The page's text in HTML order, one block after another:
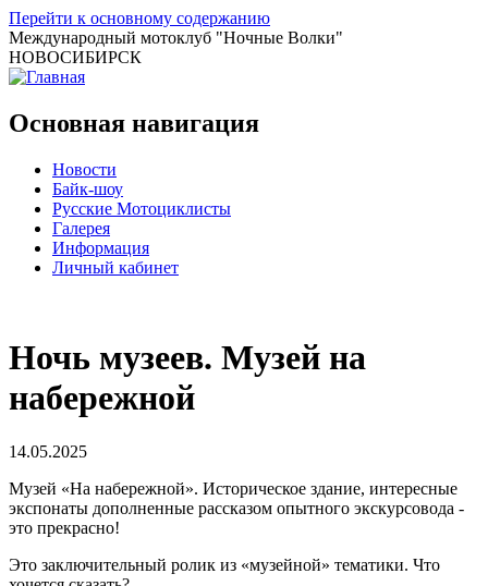
Перейти к основному содержанию
Международный мотоклуб "Ночные Волки"
НОВОСИБИРСК
Основная навигация
Новости
Байк-шоу
Русские Мотоциклисты
Галерея
Информация
Личный кабинет
Ночь музеев. Музей на
набережной
14.05.2025
Музей «На набережной». Историческое здание, интересные
экспонаты дополненные рассказом опытного экскурсовода -
это прекрасно!
Это заключительный ролик из «музейной» тематики. Что